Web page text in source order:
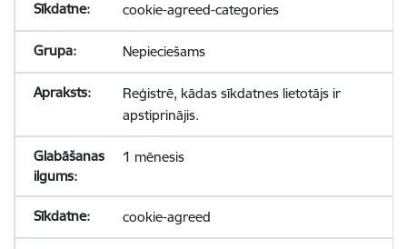
cookie-agreed-categories
Nepieciešams
Reģistrē, kādas sīkdatnes lietotājs ir
apstiprinājis.
1 mēnesis
cookie-agreed